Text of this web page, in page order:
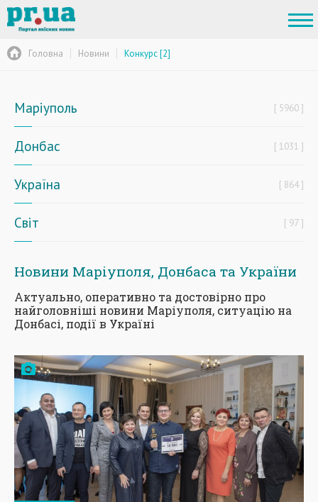
Головна Новини Конкурс [2]
Маріуполь 5960
Донбас 1031
Україна 864
Світ 97
Новини Маріуполя, Донбаса та України
Актуально, оперативно та достовірно про
найголовніші новини Маріуполя, ситуацію на
Донбасі, події в Україні